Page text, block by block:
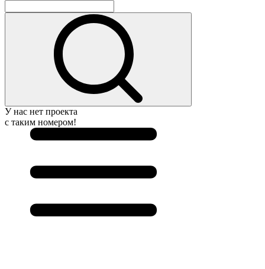
У нас нет проекта
с таким номером!